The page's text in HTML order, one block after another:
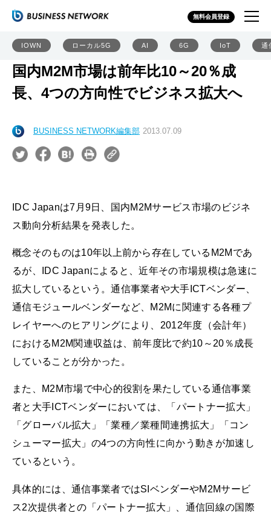
無料会員登録
IOWN ローカル5G AI 6G IoT 通
国内M2M市場は前年比10～20％成
長、4つの方向性でビジネス拡大へ
BUSINESS NETWORK編集部 2013.07.09
IDC Japanは7月9日、国内M2Mサービス市場のビジネ
ス動向分析結果を発表した。
概念そのものは10年以上前から存在しているM2Mであ
るが、IDC Japanによると、近年その市場規模は急速に
拡大しているという。通信事業者や大手ICTベンダー、
通信モジュールベンダーなど、M2Mに関連する各種プ
レイヤーへのヒアリングにより、2012年度（会計年）
におけるM2M関連収益は、前年度比で約10～20％成長
していることが分かった。
また、M2M市場で中心的役割を果たしている通信事業
者と大手ICTベンダーにおいては、「パートナー拡大」
「グローバル拡大」「業種／業種間連携拡大」「コン
シューマー拡大」の4つの方向性に向かう動きが加速し
ているという。
具体的には、通信事業者ではSIベンダーやM2Mサービ
ス2次提供者との「パートナー拡大」、通信回線の国際